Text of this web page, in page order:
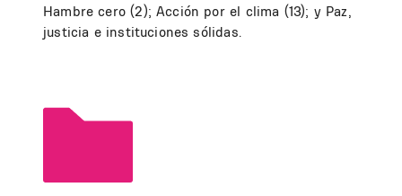
Hambre cero (2); Acción por el clima (13); y Paz,
justicia e instituciones sólidas.